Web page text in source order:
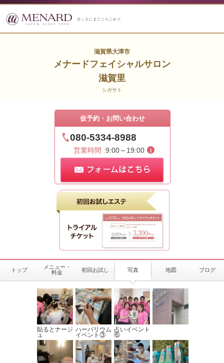
滋賀県大津市
メナードフェイシャルサロン
滋賀里
シガサト
仮予約・お問い合わせ
080-5334-8988
営業時間 :9:00～19:00
トップ
メニュー・
料金
初回お試し 写真 地図 ブログ
貼るとナージ
ュ
ハーバリウム
イベント③
占いイベント
⑥